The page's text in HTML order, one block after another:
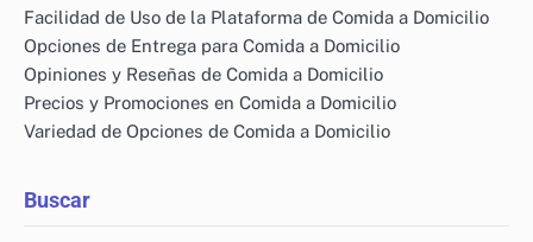
Facilidad de Uso de la Plataforma de Comida a Domicilio
Opciones de Entrega para Comida a Domicilio
Opiniones y Reseñas de Comida a Domicilio
Precios y Promociones en Comida a Domicilio
Variedad de Opciones de Comida a Domicilio
Buscar